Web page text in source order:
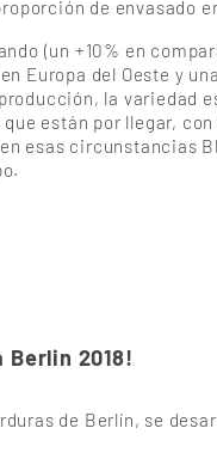
de envasado
(un +10% en
Europa del Oeste y
la variedad
están por llegar,
esas circunstancias
Berlin 2018!
de Berlín, se